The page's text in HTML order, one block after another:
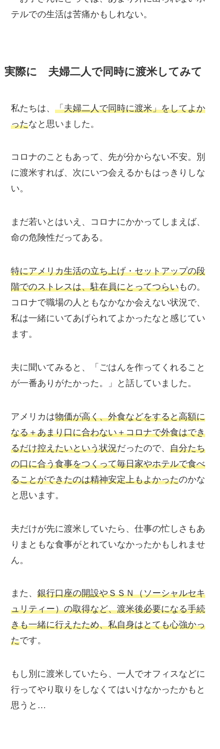
テルでの生活は苦痛かもしれない。
実際に 夫婦二人で同時に渡米してみて
私たちは、「夫婦二人で同時に渡米」をしてよか
ったなと思いました。
コロナのこともあって、 先が分からない不安。別
に渡米すれば、次にいつ会えるかもはっきりしな
い。
まだ若いとはいえ、コロナにかかってしまえば、
命の危険性だってある。
特にアメリカ生活の立ち上げ・セットアップの段
階でのストレスは、駐在員にとってつらいもの。
コロナで職場の人ともなかなか会えない状況で、
私は一緒にいてあげられてよかったなと感じてい
ます。
夫に聞いてみると、
「ごはんを作ってくれること
が一番ありがたかった。」
と話していました。
アメリカは物価が高く、外食などをすると高額に
なる＋あまり口に合わない＋コロナで外食はでき
るだけ控えたいという状況だったので、自分たち
の口に合う食事をつくって毎日家やホテルで食べ
ることができたのは精神安定上もよかったのかな
と思います。
夫だけが先に渡米していたら、仕事の忙しさもあ
りまともな食事がとれていなかったかもしれませ
ん。
また、銀行口座の開設やＳＳＮ（ソーシャルセキ
ュリティー）の取得など、渡米後必要になる手続
きも一緒に行えたため、私自身はとても心強かっ
たです。
もし別に渡米していたら、一人でオフィスなどに
行ってやり取りをしなくてはいけなかったかもと
思うと…